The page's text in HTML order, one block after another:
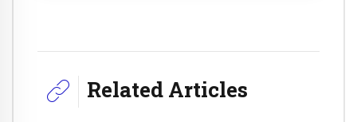
Related Articles